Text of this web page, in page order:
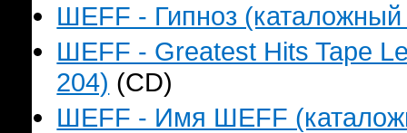
ШЕFF - Гипноз
ШЕFF - Greatest Hits Tape
204) (CD)
ШЕFF - Имя ШЕFF